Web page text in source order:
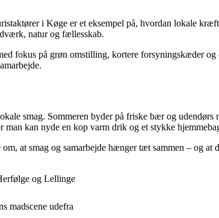
i Køge er et eksempel på, hvordan lokale
natur og fællesskab.
fokus på grøn omstilling, kortere forsyningskæder
smag. Sommeren byder på friske bær og
man kan nyde en kop varm drik og et stykke
at smag og samarbejde hænger tæt sammen – og at
og Lellinge
madscene udefra